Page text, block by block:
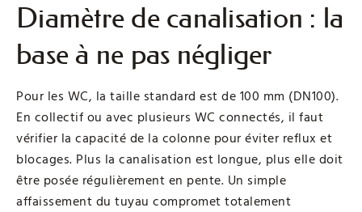
Diamètre de canalisation : la
base à ne pas négliger
Pour les WC, la taille standard est de 100 mm (DN100).
En collectif ou avec plusieurs WC connectés, il faut
vérifier la capacité de la colonne pour éviter reflux et
blocages. Plus la canalisation est longue, plus elle doit
être posée régulièrement en pente. Un simple
affaissement du tuyau compromet totalement